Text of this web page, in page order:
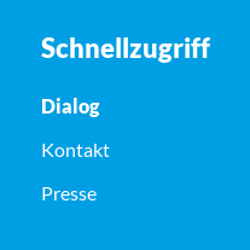
Schnellzugriff
Dialog
Kontakt
Presse